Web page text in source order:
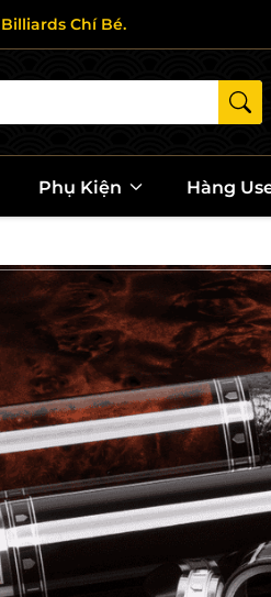
Chí Bé.
Phụ Kiện Hàng